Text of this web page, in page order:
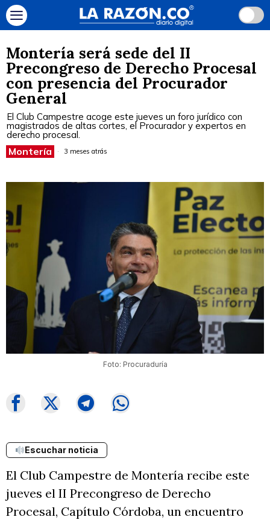
Montería será sede del II
Precongreso de Derecho Procesal
con presencia del Procurador
General
El Club Campestre acoge este jueves un foro jurídico con
magistrados de altas cortes, el Procurador y expertos en
derecho procesal.
Montería 3 meses atrás
Foto: Procuraduría
Escuchar noticia
El Club Campestre de Montería recibe este
jueves el II Precongreso de Derecho
Procesal, Capítulo Córdoba, un encuentro